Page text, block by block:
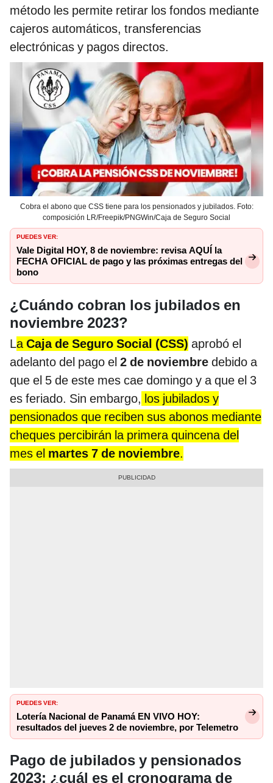
método les permite retirar los fondos mediante
cajeros automáticos, transferencias
electrónicas y pagos directos.
Cobra el abono que CSS tiene para los pensionados y jubilados. Foto:
composición LR/Freepik/PNGWin/Caja de Seguro Social
PUEDES VER:
Vale Digital HOY, 8 de noviembre: revisa AQUÍ la
FECHA OFICIAL de pago y las próximas entregas del
bono
¿Cuándo cobran los jubilados en
noviembre 2023?
LaCaja de Seguro Social (CSS) aprobó el
adelanto del pago el 2 de noviembre debido a
que el 5 de este mes cae domingo y a que el 3
es feriado. Sin embargo, los jubilados y
pensionados que reciben sus abonos mediante
cheques percibirán la primera quincena del
mes el martes 7 de noviembre.
PUEDES VER:
Lotería Nacional de Panamá EN VIVO HOY:
resultados del jueves 2 de noviembre, por Telemetro
Pago de jubilados y pensionados
2023: ¿cuál es el cronograma de